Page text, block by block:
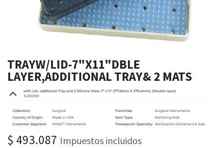
TRAYW/LID-7"X11"DBLE
LAYER,ADDITIONAL TRAY& 2 MATS
$ 493.087 Impuestos incluidos